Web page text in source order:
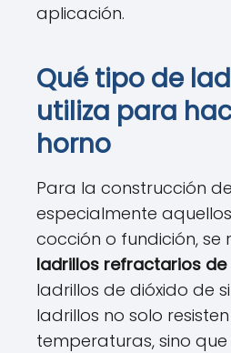
aplicación.
Qué tipo de
utiliza para
horno
Para la construcción
especialmente
cocción o fundición, se
ladrillos refractarios
ladrillos de dióxido de
ladrillos no solo
temperaturas, sino